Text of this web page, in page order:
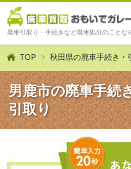
廃車引取り・手続きなど廃車処分のことな
TOP 秋田県の廃車手続き・
男鹿市の廃車手続
引取り